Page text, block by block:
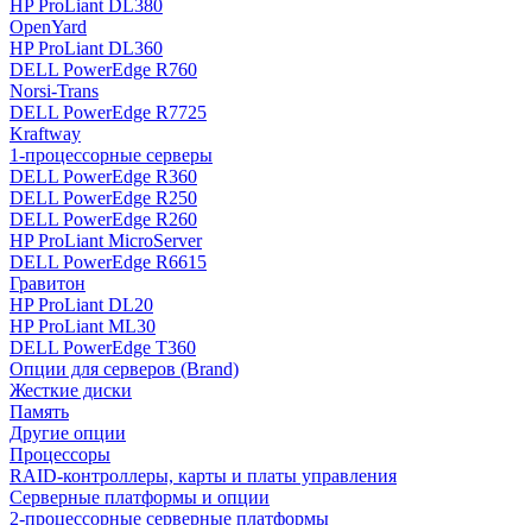
HP ProLiant DL380
OpenYard
HP ProLiant DL360
DELL PowerEdge R760
Norsi-Trans
DELL PowerEdge R7725
Kraftway
1-процессорные серверы
DELL PowerEdge R360
DELL PowerEdge R250
DELL PowerEdge R260
HP ProLiant MicroServer
DELL PowerEdge R6615
Гравитон
HP ProLiant DL20
HP ProLiant ML30
DELL PowerEdge T360
Опции для серверов (Brand)
Жесткие диски
Память
Другие опции
Процессоры
RAID-контроллеры, карты и платы управления
Серверные платформы и опции
2-процессорные серверные платформы